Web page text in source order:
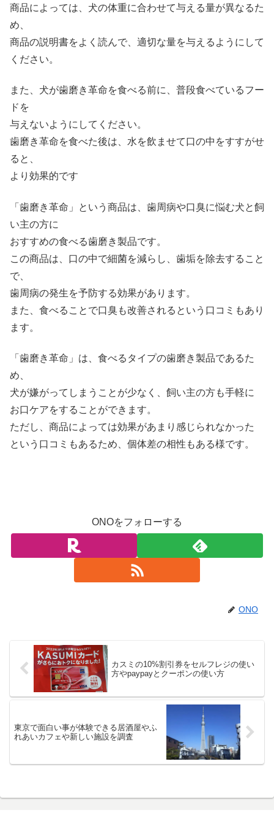
商品によっては、犬の体重に合わせて与える量が異なるた
め、
商品の説明書をよく読んで、適切な量を与えるようにして
ください。
また、犬が歯磨き革命を食べる前に、普段食べているフー
ドを
与えないようにしてください。
歯磨き革命を食べた後は、水を飲ませて口の中をすすがせ
ると、
より効果的です
「歯磨き革命」という商品は、歯周病や口臭に悩む犬と飼
い主の方に
おすすめの食べる歯磨き製品です。
この商品は、口の中で細菌を減らし、歯垢を除去すること
で、
歯周病の発生を予防する効果があります。
また、食べることで口臭も改善されるという口コミもあり
ます。
「歯磨き革命」は、食べるタイプの歯磨き製品であるた
め、
犬が嫌がってしまうことが少なく、飼い主の方も手軽に
お口ケアをすることができます。
ただし、商品によっては効果があまり感じられなかった
という口コミもあるため、個体差の相性もある様です。
ONOをフォローする
ONO
カスミの10%割引券をセルフレジの使い
方やpaypayとクーポンの使い方
東京で面白い事が体験できる居酒屋やふ
れあいカフェや新しい施設を調査